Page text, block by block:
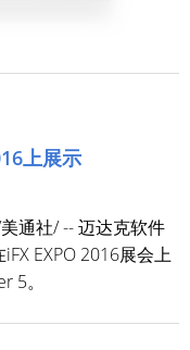
上展示
通社/ -- 迈达克软件
EXPO 2016展会上
5。